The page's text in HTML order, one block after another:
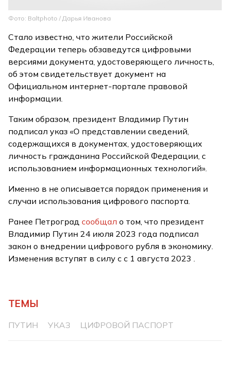
Фото: Baltphоto / Дарья Иванова
Стало известно, что жители Российской
Федерации теперь обзаведутся цифровыми
версиями документа, удостоверяющего личность,
об этом свидетельствует документ на
Официальном интернет-портале правовой
информации.
Таким образом, президент Владимир Путин
подписал указ «О представлении сведений,
содержащихся в документах, удостоверяющих
личность гражданина Российской Федерации, с
использованием информационных технологий».
Именно в не описывается порядок применения и
случаи использования цифрового паспорта.
Ранее Петроградсообщал о том, что президент
Владимир Путин 24 июля 2023 года подписал
закон о внедрении цифрового рубля в экономику.
Изменения вступят в силу с с 1 августа 2023 .
ТЕМЫ
ПУТИН УКАЗ ЦИФРОВОЙ ПАСПОРТ